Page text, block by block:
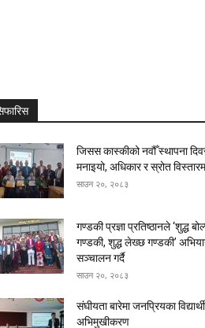
जिसस कास्कीको नवौँ स्थापना
मनाइयो, अधिकार र स्रोत
साउन २०, २०८३
गण्डकी प्रज्ञा प्रतिष्ठानले ‘शुद्ध
गण्डकी, शुद्ध लेख्छ गण्डकी’
सञ्चालन गर्दै
साउन २०, २०८३
संघीयता बारेमा जनप्रियका
अभिमुखीकरण